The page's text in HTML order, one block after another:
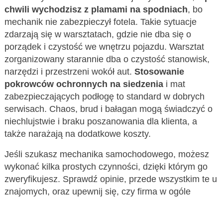
chwili wychodzisz z plamami na spodniach, bo
mechanik nie zabezpieczył fotela. Takie sytuacje
zdarzają się w warsztatach, gdzie nie dba się o
porządek i czystość we wnętrzu pojazdu. Warsztat
zorganizowany starannie dba o czystość stanowisk,
narzędzi i przestrzeni wokół aut.Stosowanie
pokrowców ochronnych na siedzenia i mat
zabezpieczających podłogę to standard w dobrych
serwisach. Chaos, brud i bałagan mogą świadczyć o
niechlujstwie i braku poszanowania dla klienta, a
także narażają na dodatkowe koszty.
Jeśli szukasz mechanika samochodowego, możesz
wykonać kilka prostych czynności, dzięki którym go
zweryfikujesz. Sprawdź opinie, przede wszystkim te u
znajomych, oraz upewnij się, czy firma w ogóle